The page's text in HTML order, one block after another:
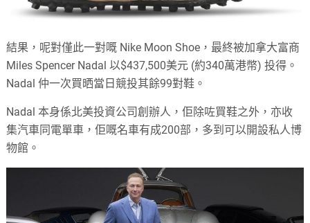
結果，呢對僅此一對嘅 Nike Moon Shoe，最終被加拿大富商
Miles Spencer Nadal 以$437,500美元 (約340萬港幣) 投得。
Nadal 仲一次買晒當日競投其餘99對鞋。
Nadal 本身係北美投資公司創辦人，佢除咗買鞋之外，亦收
集汽車同電單車，佢嘅名車有成200部，多到可以開設私人博
物館。